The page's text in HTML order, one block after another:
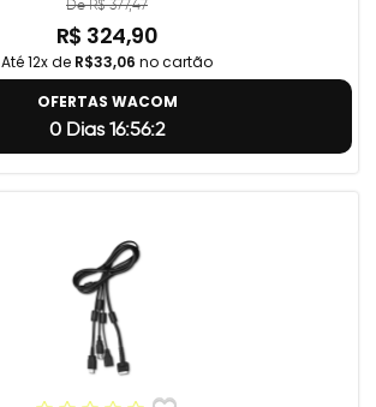
De R$ 377,47
R$ 324,90
Até 12x de R$33,06 no cartão
OFERTAS WACOM
0 Dias 16:56:1